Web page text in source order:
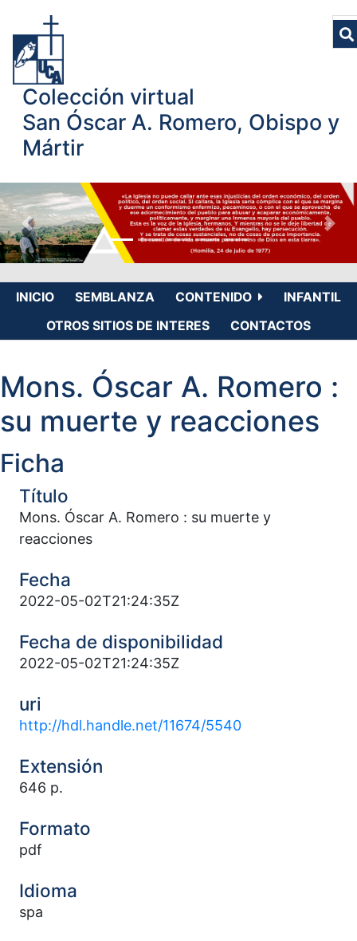
Colección virtual
San Óscar A. Romero, Obispo y
Mártir
INICIO SEMBLANZA CONTENIDO
INFANTIL
OTROS SITIOS DE INTERES
CONTACTOS
Mons. Óscar A. Romero :
su muerte y reacciones
Ficha
Título
Mons. Óscar A. Romero : su muerte y
reacciones
Fecha
2022-05-02T21:24:35Z
Fecha de disponibilidad
2022-05-02T21:24:35Z
uri
http://hdl.handle.net/11674/5540
Extensión
646 p.
Formato
pdf
Idioma
spa